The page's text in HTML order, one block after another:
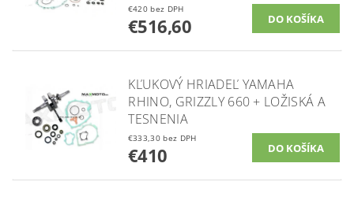
€420 bez DPH
€516,60
KĽUKOVÝ HRIADEĽ YAMAHA
RHINO, GRIZZLY 660 + LOŽISKÁ A
TESNENIA
€333,30 bez DPH
€410